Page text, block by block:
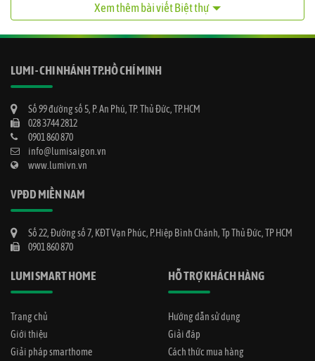
Xem thêm bài viết Biệt thự
LUMI - CHI NHÁNH TP.HỒ CHÍ MINH
Số 99 đường số 5, P. An Phú, TP. Thủ Đức, TP.HCM
028 3744 2812
0901 860 870
info@lumisaigon.vn
www.lumivn.vn
VPĐD MIỀN NAM
Số 22, Đường số 7, KĐT Vạn Phúc, P.Hiệp Bình Chánh, Tp Thủ Đức, TP HCM
0901 860 870
LUMI SMART HOME
Trang chủ
Giới thiệu
Giải pháp smarthome
HỖ TRỢ KHÁCH HÀNG
Hướng dẫn sử dụng
Giải đáp
Cách thức mua hàng